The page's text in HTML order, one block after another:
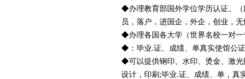
◆办理教育部国外学位学历认证。
员，落户，进国企，外企，创业，
◆办理各国各大学（世界名校一对
◆：毕业.证、成绩、单真实使馆公
◆可以提供钢印、水印、烫金、激光
设计，印刷;毕业.证、成绩、单，真